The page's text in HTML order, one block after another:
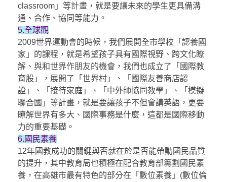
classroom」等計畫，就是要讓未來的學生更具備溝
通、合作、協同等能力。
5.全球觀
2009世界運動會的時候，我們展開全市學校「認養國
家」的課程，就是希望孩子具有國際視野、跨文化瞭
解、與和世界作朋友的機會，我們也成立了「國際教
育股」，展開了「世界村」、「國際友善商店認
證」、「接待家庭」、「中外師協同教學」、「模擬
聯合國」等計畫，就是要讓孩子不但會講英語，更要
瞭解世界有多大、國際事務是什麼，這都是國際移動
力的重要基礎。
6.國民素養
12年國教成功的關鍵與否就在於是否能帶動國民品質
的提升，其中教育局也積極在配合教育部籌劃國民素
養，在高雄市最有特色的部分在「數位素養」(數位倫